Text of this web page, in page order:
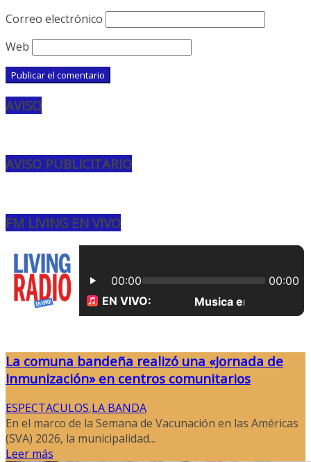
Correo electrónico
Web
AVISO
AVISO PUBLICITARIO
FM LIVING EN VIVO
La comuna bandeña realizó una «Jornada de
Inmunización» en centros comunitarios
ESPECTACULOS,LA BANDA
En el marco de la Semana de Vacunación en las Américas
(SVA) 2026, la municipalidad...
Leer más